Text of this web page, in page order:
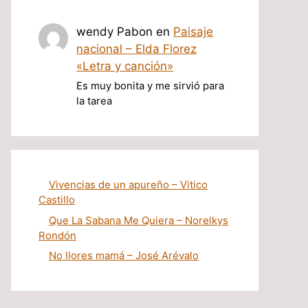
wendy Pabon en Paisaje
nacional – Elda Florez
«Letra y canción»
Es muy bonita y me sirvió para
la tarea
Vivencias de un apureño – Vitico
Castillo
Que La Sabana Me Quiera – Norelkys
Rondón
No llores mamá – José Arévalo